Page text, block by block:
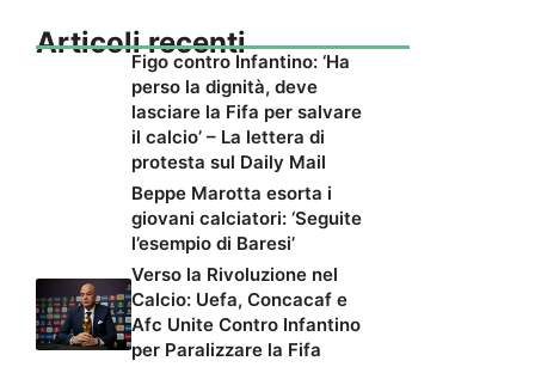
Articoli recenti
Figo contro Infantino: ‘Ha
perso la dignità, deve
lasciare la Fifa per salvare
il calcio’ – La lettera di
protesta sul Daily Mail
Beppe Marotta esorta i
giovani calciatori: ‘Seguite
l’esempio di Baresi’
Verso la Rivoluzione nel
Calcio: Uefa, Concacaf e
Afc Unite Contro Infantino
per Paralizzare la Fifa